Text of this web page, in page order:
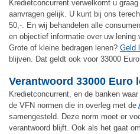
Kredietconcurrent verwelkomt u
aanvragen gelijk. U kunt bij ons
50,-. En wij behandelen alle
en objectief informatie over uw lening
Grote of kleine bedragen lenen? Geld
blijven. Dat geldt ook voor 33000
Verantwoord 33000 Euro
Kredietconcurrent, en de banken
de VFN normen die in overleg met de
samengesteld. Deze norm moet er
verantwoord blijft. Ook als het gaat